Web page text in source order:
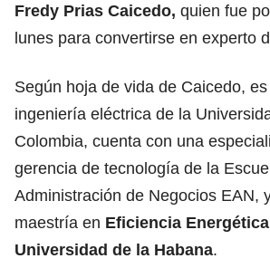
Fredy Prias Caicedo, quien fue
lunes para convertirse en experto
Según hoja de vida de Caicedo,
ingeniería eléctrica de la
Colombia, cuenta con una
gerencia de tecnología de la
Administración de Negocios EAN,
maestría en Eficiencia
Universidad de la Habana.